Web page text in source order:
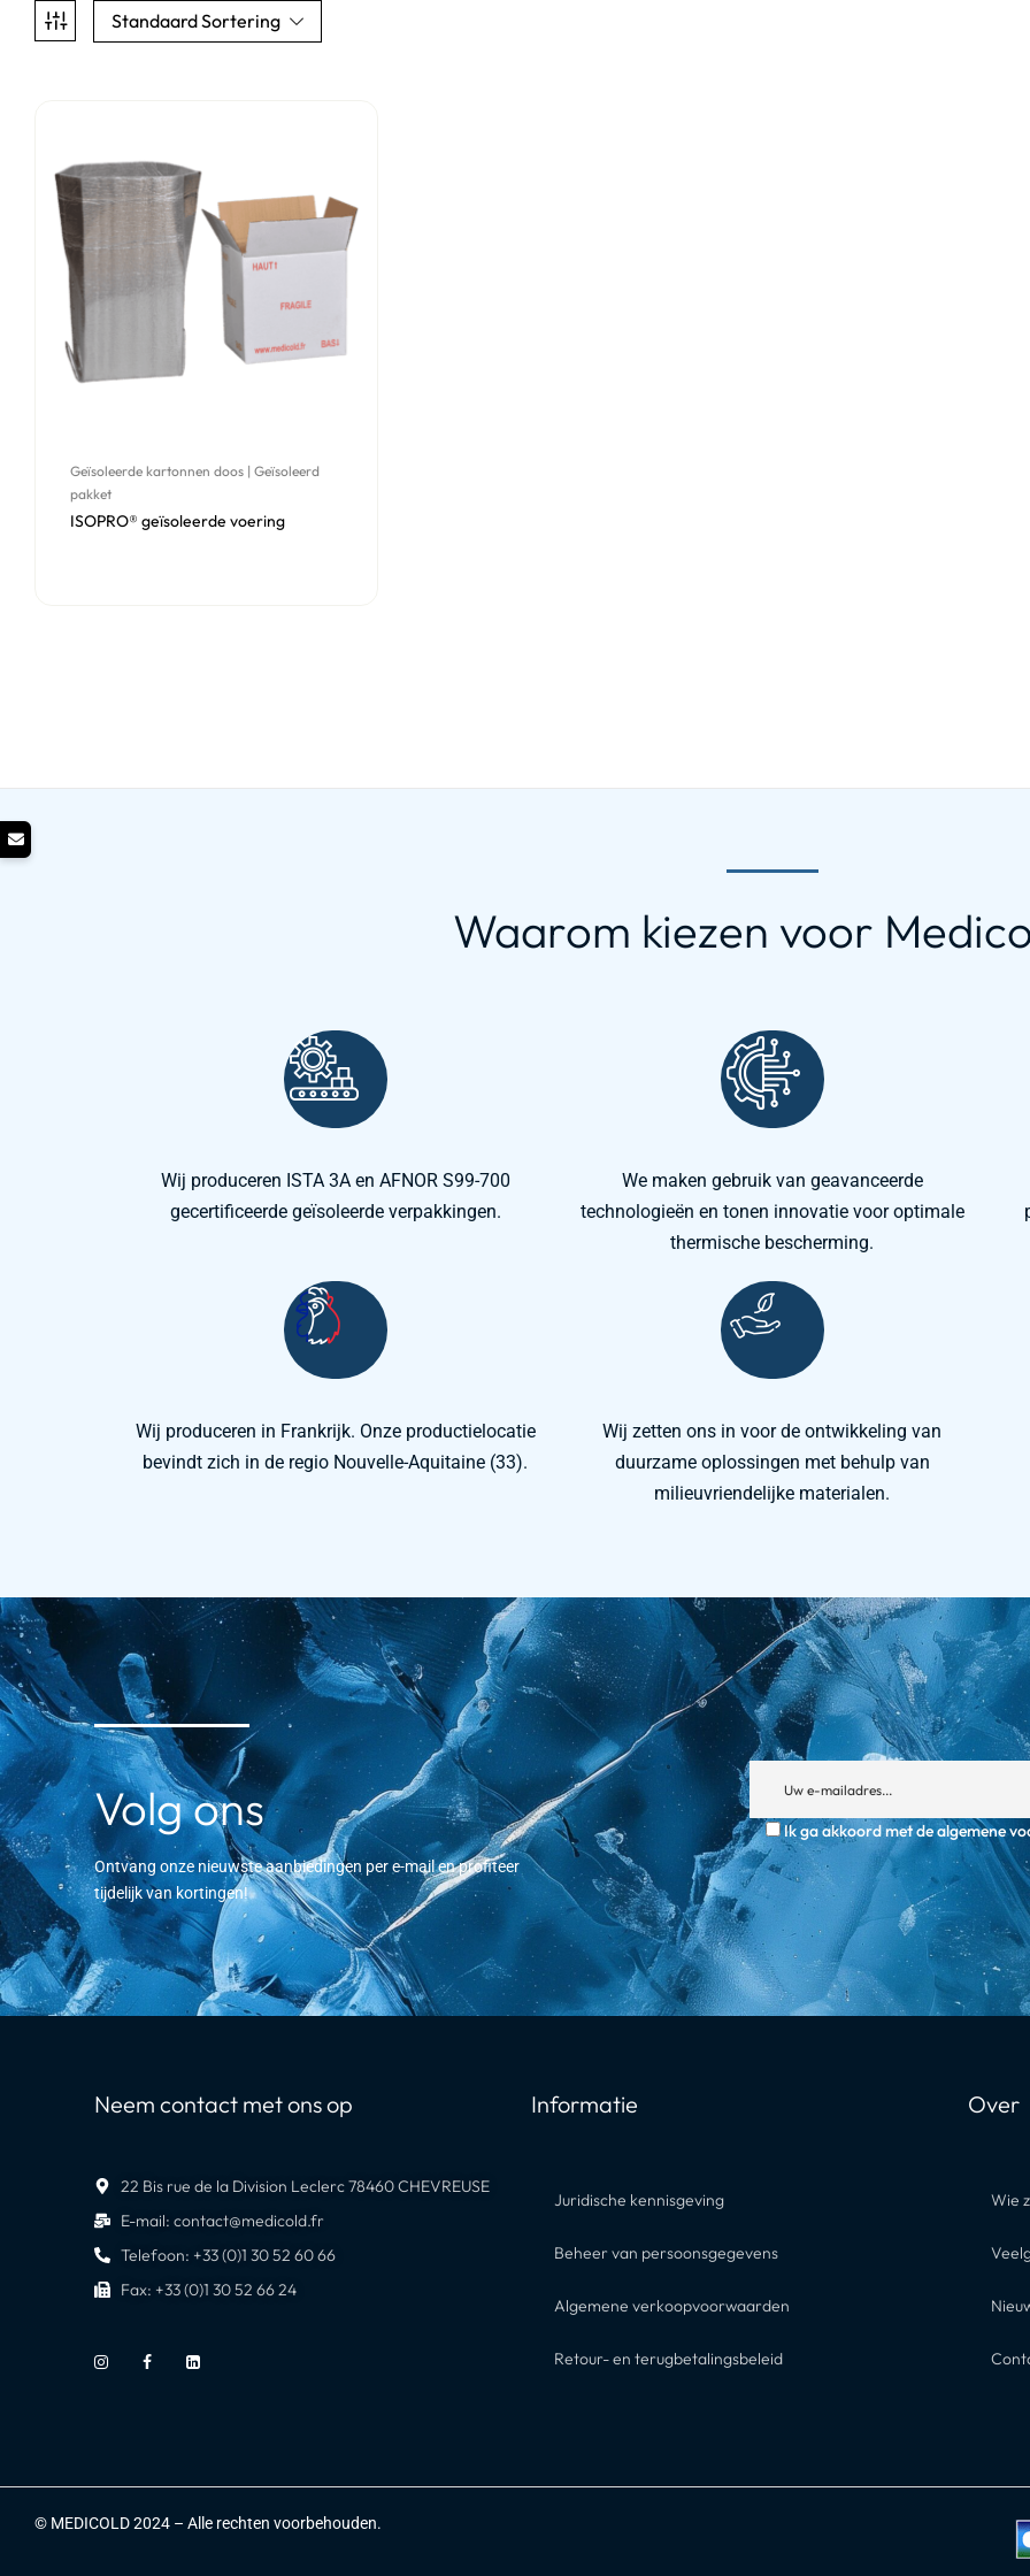
Standaard Sortering
Geïsoleerde kartonnen doos | Geïsoleerd
pakket
ISOPRO® geïsoleerde voering
Waarom kiezen voor
Wij produceren ISTA 3A en AFNOR S99-700
gecertificeerde geïsoleerde verpakkingen.
We maken gebruik van geavanceerde
technologieën en tonen innovatie voor optimale
thermische bescherming.
Wij produceren in Frankrijk. Onze productielocatie
bevindt zich in de regio Nouvelle-Aquitaine (33).
Wij zetten ons in voor de ontwikkeling van
duurzame oplossingen met behulp van
milieuvriendelijke materialen.
Volg ons
Ontvang onze nieuwste aanbiedingen per e-mail en profiteer
tijdelijk van kortingen!
Ik ga akkoord met de algemene
Neem contact met ons op
22 Bis rue de la Division Leclerc 78460 CHEVREUSE
E-mail: contact@medicold.fr
Telefoon: +33 (0)1 30 52 60 66
Fax: +33 (0)1 30 52 66 24
Informatie
Juridische kennisgeving
Beheer van persoonsgegevens
Algemene verkoopvoorwaarden
Retour- en terugbetalingsbeleid
Over
Wie
© MEDICOLD 2024 – Alle rechten voorbehouden.